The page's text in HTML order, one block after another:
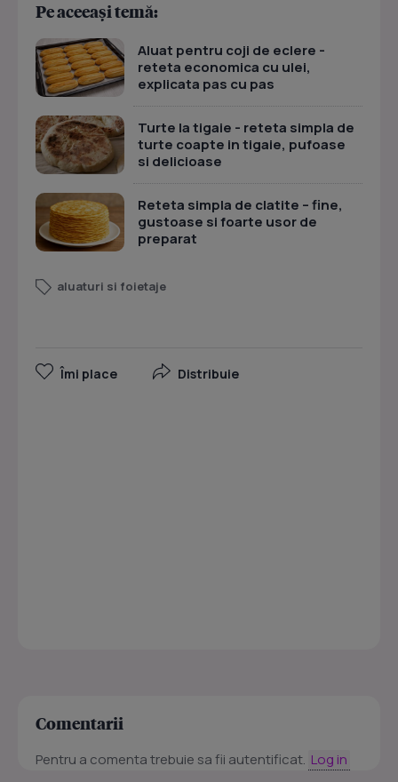
Pe aceeași temă:
Aluat pentru coji de eclere -
reteta economica cu ulei,
explicata pas cu pas
Turte la tigaie - reteta simpla de
turte coapte in tigaie, pufoase
si delicioase
Reteta simpla de clatite – fine,
gustoase si foarte usor de
preparat
aluaturi si foietaje
Îmi place Distribuie
Comentarii
Pentru a comenta trebuie sa fii autentificat. Log in